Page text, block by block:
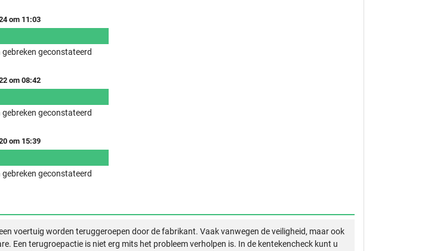
om 11:03
gebreken geconstateerd
om 08:42
gebreken geconstateerd
om 15:39
gebreken geconstateerd
voertuig worden teruggeroepen door de fabrikant. Vaak vanwegen de veiligheid, maar ook
Een terugroepactie is niet erg mits het probleem verholpen is. In de kentekencheck kunt u